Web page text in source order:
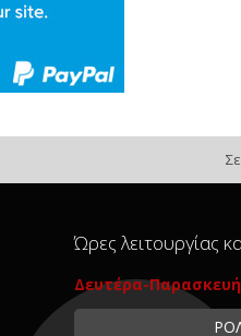
Ώρες λειτουργίας
Δευτέρα-Παρασκευή